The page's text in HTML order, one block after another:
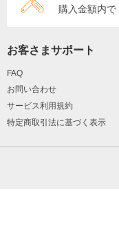
購入金額内で
お客さまサポート
FAQ
お問い合わせ
サービス利用規約
特定商取引法に基づく表示